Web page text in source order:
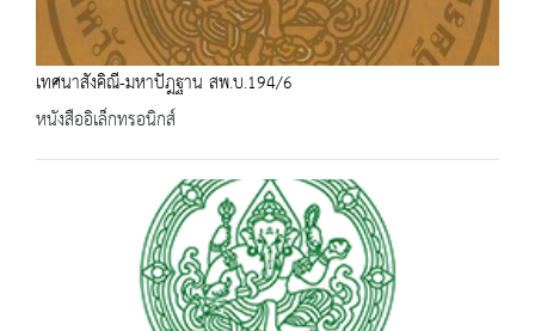
เทศนาสังคิณี-มหาปัฎฐาน สพ.บ.194/6
หนังสืออิเล็กทรอนิกส์